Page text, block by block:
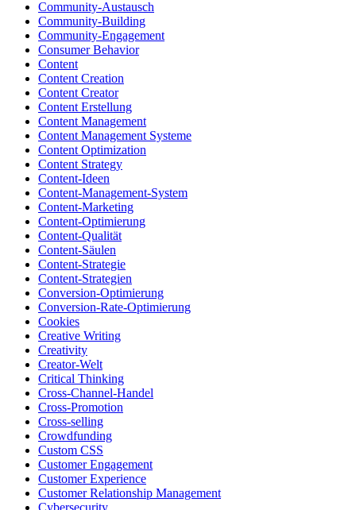
Community-Austausch
Community-Building
Community-Engagement
Consumer Behavior
Content
Content Creation
Content Creator
Content Erstellung
Content Management
Content Management Systeme
Content Optimization
Content Strategy
Content-Ideen
Content-Management-System
Content-Marketing
Content-Optimierung
Content-Qualität
Content-Säulen
Content-Strategie
Content-Strategien
Conversion-Optimierung
Conversion-Rate-Optimierung
Cookies
Creative Writing
Creativity
Creator-Welt
Critical Thinking
Cross-Channel-Handel
Cross-Promotion
Cross-selling
Crowdfunding
Custom CSS
Customer Engagement
Customer Experience
Customer Relationship Management